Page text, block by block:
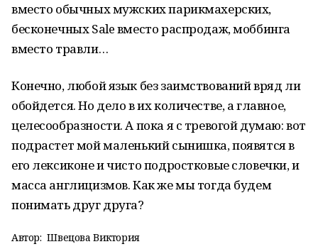
вместо обычных мужских парикмахерских,
бесконечных Sale вместо распродаж, моббинга
вместо травли…
Конечно, любой язык без заимствований вряд ли
обойдется. Но дело в их количестве, а главное,
целесообразности. А пока я с тревогой думаю: вот
подрастет мой маленький сынишка, появятся в
его лексиконе и чисто подростковые словечки, и
масса англицизмов. Как же мы тогда будем
понимать друг друга?
Автор: Швецова Виктория